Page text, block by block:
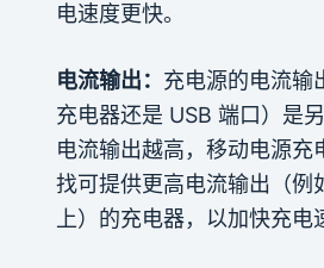
电速度更快。
电流输出： 充电源的电流输
充电器还是 USB 端口）是
电流输出越高，移动电源充
找可提供更高电流输出（例
上）的充电器，以加快充电